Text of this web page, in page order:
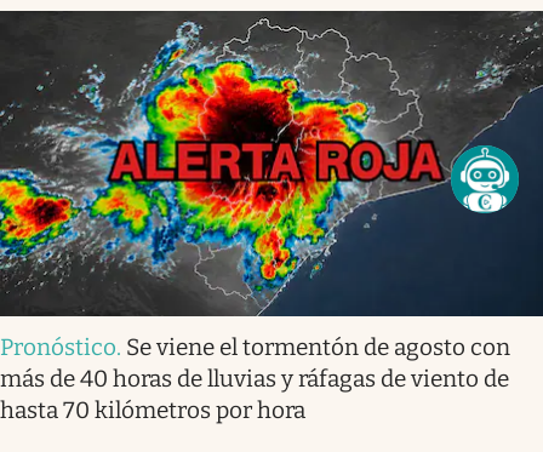
Pronóstico. Se viene el tormentón de agosto con
más de 40 horas de lluvias y ráfagas de viento de
hasta 70 kilómetros por hora